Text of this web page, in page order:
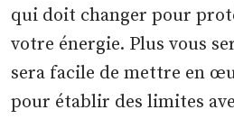
qui doit changer pour
votre énergie. Plus vous
sera facile de mettre en
pour établir des limites